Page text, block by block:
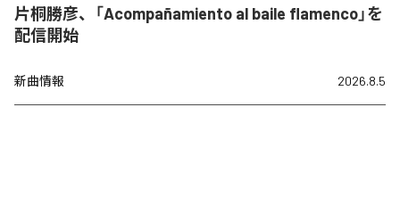
片桐勝彦、「Acompañamiento al baile flamenco」を
配信開始
新曲情報 2026.8.5